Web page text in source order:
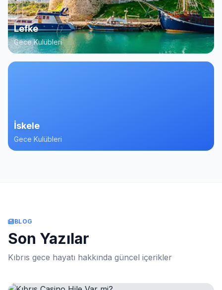
Lefke
Gece Kulübleri
İskele
Gece Kulübleri
BLOG
Son Yazılar
Kıbrıs gece hayatı hakkında güncel içerikler